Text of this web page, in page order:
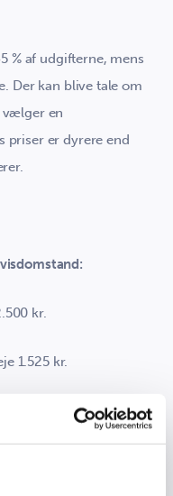
% af udgifterne, mens
Der kan blive tale om
vælger en
priser er dyrere end
kr.
1.525 kr.